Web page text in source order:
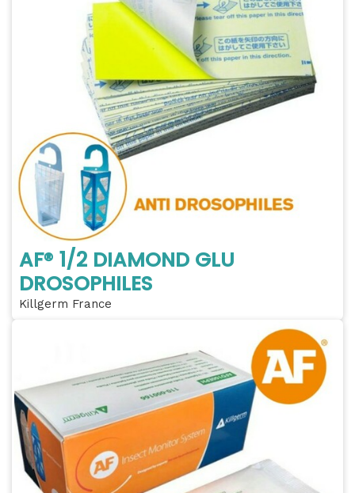
AF® 1/2 DIAMOND GLU
DROSOPHILES
Killgerm France